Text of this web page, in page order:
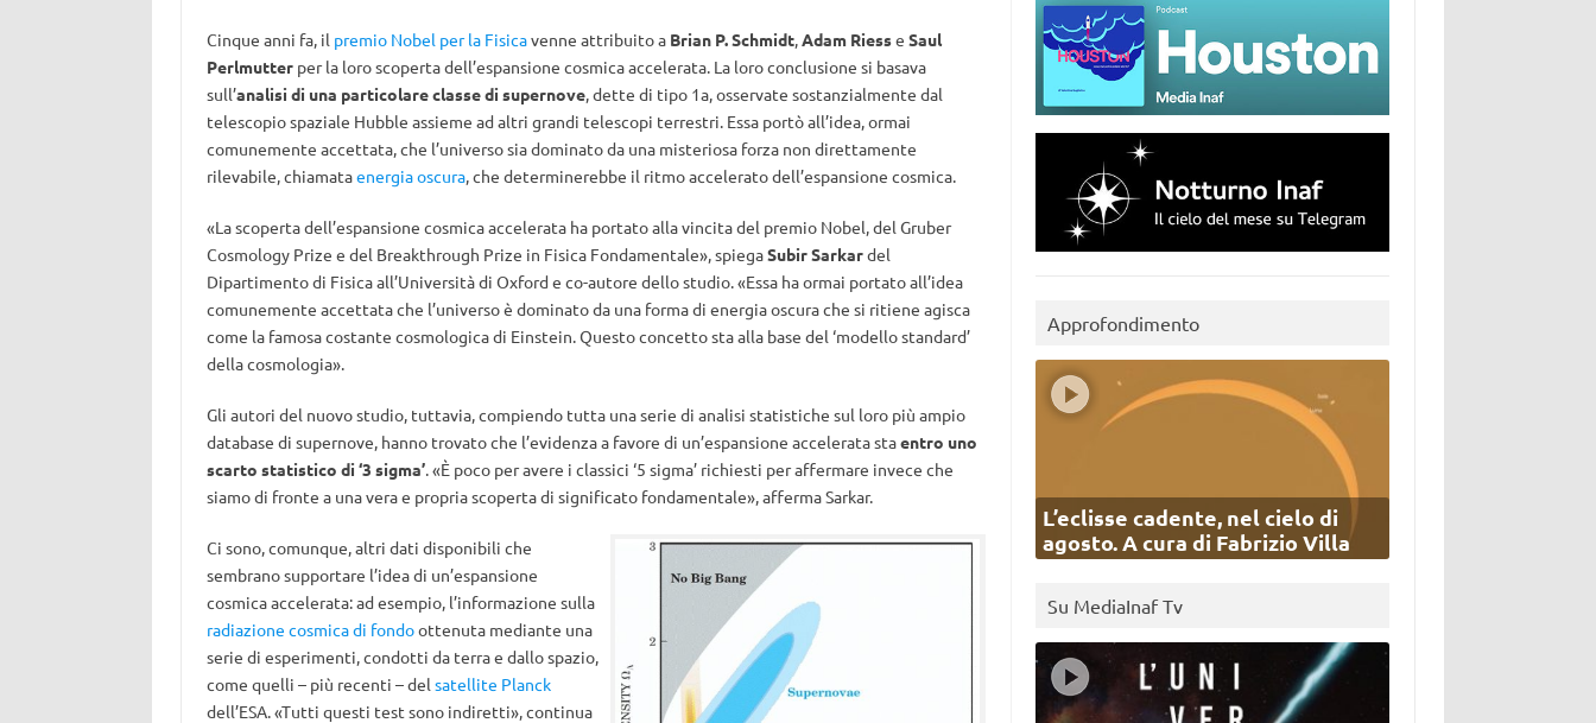
Cinque anni fa, il premio Nobel per la Fisicavenne attribuito a Brian P. Schmidt,Adam Riesse Saul
Perlmutterper la loro scoperta dell’espansione cosmica accelerata. La loro conclusione si basava
sull’analisi di una particolare classe di supernove, dette di tipo 1a, osservate sostanzialmente dal
telescopio spaziale Hubble assieme ad altri grandi telescopi terrestri. Essa portò all’idea, ormai
comunemente accettata, che l’universo sia dominato da una misteriosa forza non direttamente
rilevabile, chiamataenergia oscura, che determinerebbe il ritmo accelerato dell’espansione cosmica.
«La scoperta dell’espansione cosmica accelerata ha portato alla vincita del premio Nobel, del Gruber
Cosmology Prize e del Breakthrough Prize in Fisica Fondamentale», spiegaSubir Sarkardel
Dipartimento di Fisica all’Università di Oxford e co-autore dello studio. «Essa ha ormai portato all’idea
comunemente accettata che l’universo è dominato da una forma di energia oscura che si ritiene agisca
come la famosa costante cosmologica di Einstein. Questo concetto sta alla base del ‘modello standard’
della cosmologia».
Gli autori del nuovo studio, tuttavia, compiendo tutta una serie di analisi statistiche sul loro più ampio
database di supernove, hanno trovato che l’evidenza a favore di un’espansione accelerata staentro uno
scarto statistico di ‘3 sigma’. «È poco per avere i classici ‘5 sigma’ richiesti per affermare invece che
siamo di fronte a una vera e propria scoperta di significato fondamentale», afferma Sarkar.
Ci sono, comunque, altri dati disponibili che
sembrano supportare l’idea di un’espansione
cosmica accelerata: ad esempio, l’informazione sulla
radiazione cosmica di fondoottenuta mediante una
serie di esperimenti, condotti da terra e dallo spazio,
come quelli – più recenti – del satellite Planck
dell’ESA. «Tutti questi test sono indiretti», continua
Approfondimento
L’eclisse cadente, nel cielo di
agosto. A cura di Fabrizio Villa
Su MediaInaf Tv